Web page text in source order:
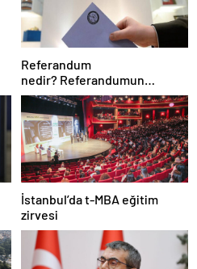
Referandum
nedir? Referandumun
yapılma nedenleri
İstanbul’da t-MBA eğitim
zirvesi